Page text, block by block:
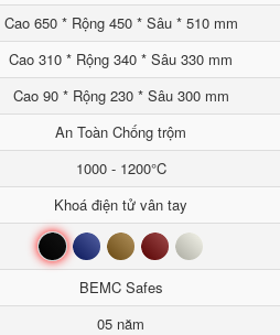
Cao 650 * Rộng 450 * Sâu * 510 mm
Cao 310 * Rộng 340 * Sâu 330 mm
Cao 90 * Rộng 230 * Sâu 300 mm
An Toàn Chống trộm
1000 - 1200°C
Khoá điện tử vân tay
Đen Xanh Nâu Đỏ Trắng
BEMC Safes
05 năm